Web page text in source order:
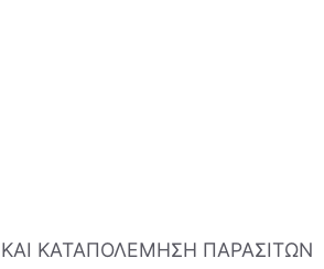
ΚΑΤΑΠΟΛΕΜΗΣΗ ΠΑΡΑΣΙΤΩΝ